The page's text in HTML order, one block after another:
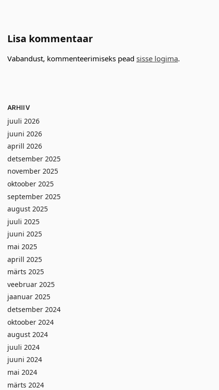
Lisa kommentaar
Vabandust, kommenteerimiseks pead sisse logima.
ARHIIV
juuli 2026
juuni 2026
aprill 2026
detsember 2025
november 2025
oktoober 2025
september 2025
august 2025
juuli 2025
juuni 2025
mai 2025
aprill 2025
märts 2025
veebruar 2025
jaanuar 2025
detsember 2024
oktoober 2024
august 2024
juuli 2024
juuni 2024
mai 2024
märts 2024